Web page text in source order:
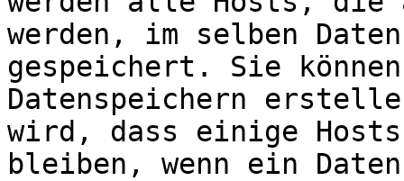
werden, im selben
gespeichert. Sie
Datenspeichern
wird, dass einige
bleiben, wenn ein